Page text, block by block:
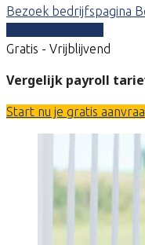
Bezoek bedrijfspagina
Gratis - Vrijblijvend
Vergelijk payroll
Start nu je gratis